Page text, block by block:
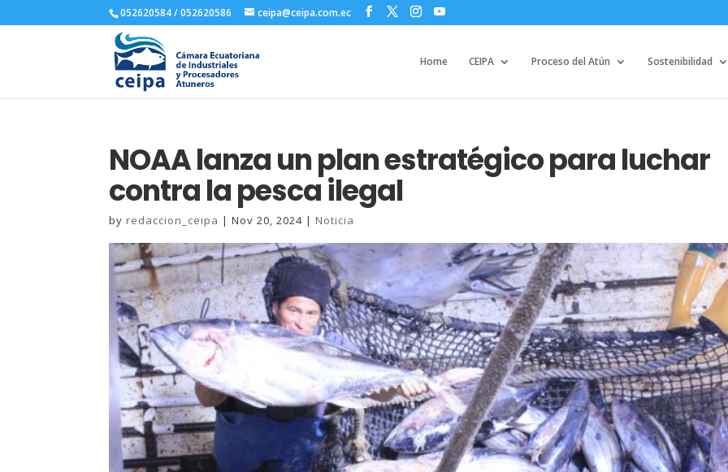
052620584 / 052620586 ceipa@ceipa.com.ec
Home CEIPA Proceso del Atún Sostenibilidad
NOAA lanza un plan estratégico para luchar
contra la pesca ilegal
by redaccion_ceipa |Nov 20, 2024 | Noticia